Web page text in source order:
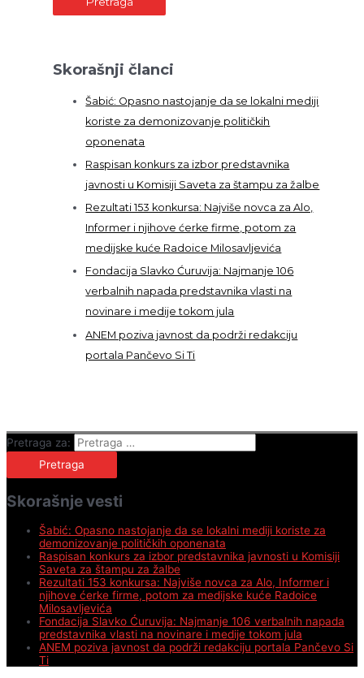
Skorašnji članci
Šabić: Opasno nastojanje da se lokalni mediji
koriste za demonizovanje političkih
oponenata
Raspisan konkurs za izbor predstavnika
javnosti u Komisiji Saveta za štampu za žalbe
Rezultati 153 konkursa: Najviše novca za Alo,
Informer i njihove ćerke firme, potom za
medijske kuće Radoice Milosavljevića
Fondacija Slavko Ćuruvija: Najmanje 106
verbalnih napada predstavnika vlasti na
novinare i medije tokom jula
ANEM poziva javnost da podrži redakciju
portala Pančevo Si Ti
Pretraga za:
Skorašnje vesti
Šabić: Opasno nastojanje da se lokalni mediji koriste za
demonizovanje političkih oponenata
Raspisan konkurs za izbor predstavnika javnosti u Komisiji
Saveta za štampu za žalbe
Rezultati 153 konkursa: Najviše novca za Alo, Informer i
njihove ćerke firme, potom za medijske kuće Radoice
Milosavljevića
Fondacija Slavko Ćuruvija: Najmanje 106 verbalnih napada
predstavnika vlasti na novinare i medije tokom jula
ANEM poziva javnost da podrži redakciju portala Pančevo Si
Ti